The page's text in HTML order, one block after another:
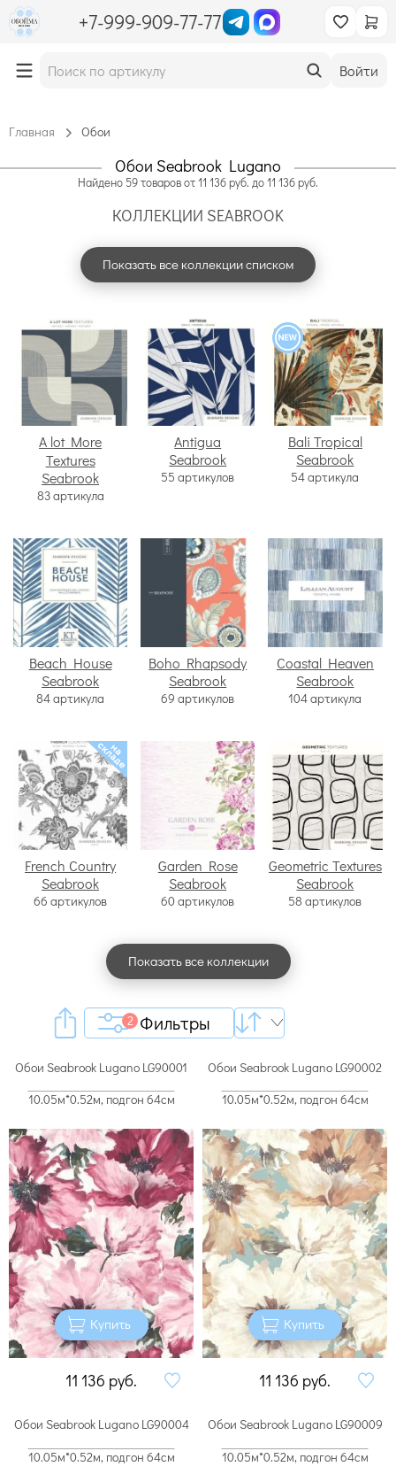
+7-999-909-77-77
Войти
Главная Обои
Обои Seabrook Lugano
Найдено 59товаровот11 136руб. до11 136руб.
КОЛЛЕКЦИИ SEABROOK
Показать все коллекции списком
A lot More
Textures
Seabrook
83 артикула
Antigua
Seabrook
55 артикулов
Bali Tropical
Seabrook
54 артикула
Beach House
Seabrook
84 артикула
Boho Rhapsody
Seabrook
69 артикулов
Coastal Heaven
Seabrook
104 артикула
French Country
Seabrook
66 артикулов
Garden Rose
Seabrook
60 артикулов
Geometric Textures
Seabrook
58 артикулов
Показать все коллекции
Фильтры
2
Обои Seabrook Lugano LG90001
10.05м*0.52м, подгон 64см
Купить
11 136 руб.
Обои Seabrook Lugano LG90002
10.05м*0.52м, подгон 64см
Купить
11 136 руб.
Обои Seabrook Lugano LG90004
10.05м*0.52м, подгон 64см
Обои Seabrook Lugano LG90009
10.05м*0.52м, подгон 64см